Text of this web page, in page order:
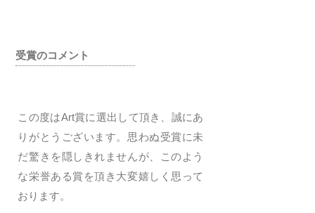
受賞のコメント
この度はArt賞に選出して頂き、誠にあ
りがとうございます。思わぬ受賞に未
だ驚きを隠しきれませんが、このよう
な栄誉ある賞を頂き大変嬉しく思って
おります。